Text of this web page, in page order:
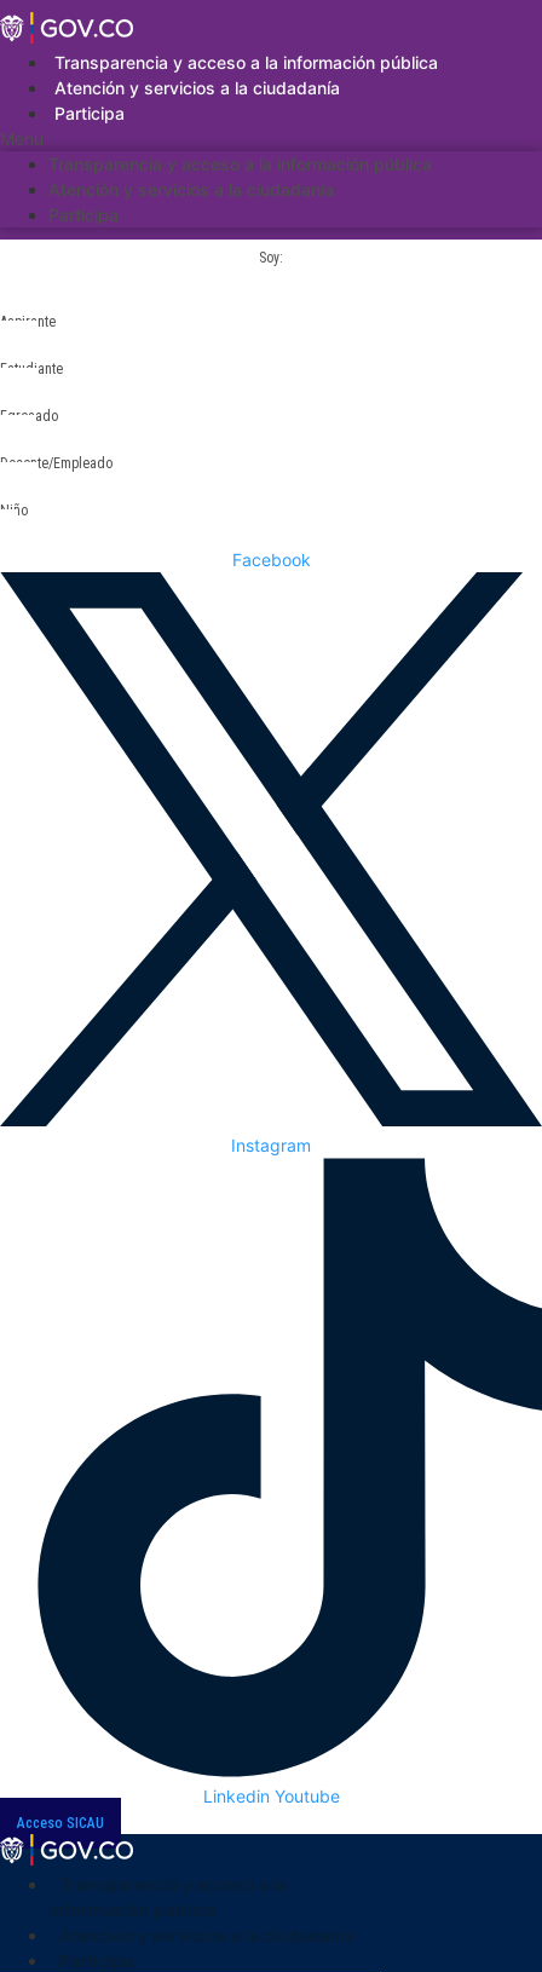
Saltar
al
contenidoTransparencia y acceso a la información pública
Atención y servicios a la ciudadanía
Participa
Menu
Transparencia y acceso a la información pública
Atención y servicios a la ciudadanía
Participa
Soy:
Aspirante
Estudiante
Egresado
Docente/Empleado
Niño
Facebook
Instagram
Linkedin Youtube
Acceso SICAU